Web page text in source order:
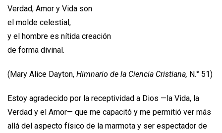
Verdad, Amor y Vida son
el molde celestial,
y el hombre es nítida creación
de forma divinal.
(Mary Alice Dayton, Himnario de la Ciencia Cristiana, N.° 51)
Estoy agradecido por la receptividad a Dios —la Vida, la
Verdad y el Amor— que me capacitó y me permitió ver más
allá del aspecto físico de la marmota y ser espectador de